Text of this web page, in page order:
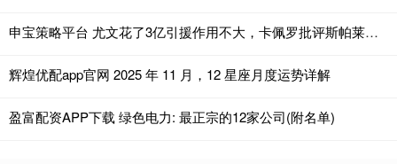
申宝策略平台 尤文花了3亿引援作用不大，卡佩罗批评斯帕莱蒂对伊尔迪兹的使用
辉煌优配app官网 2025 年 11 月，12 星座月度运势详解
盈富配资APP下载 绿色电力: 最正宗的12家公司(附名单)